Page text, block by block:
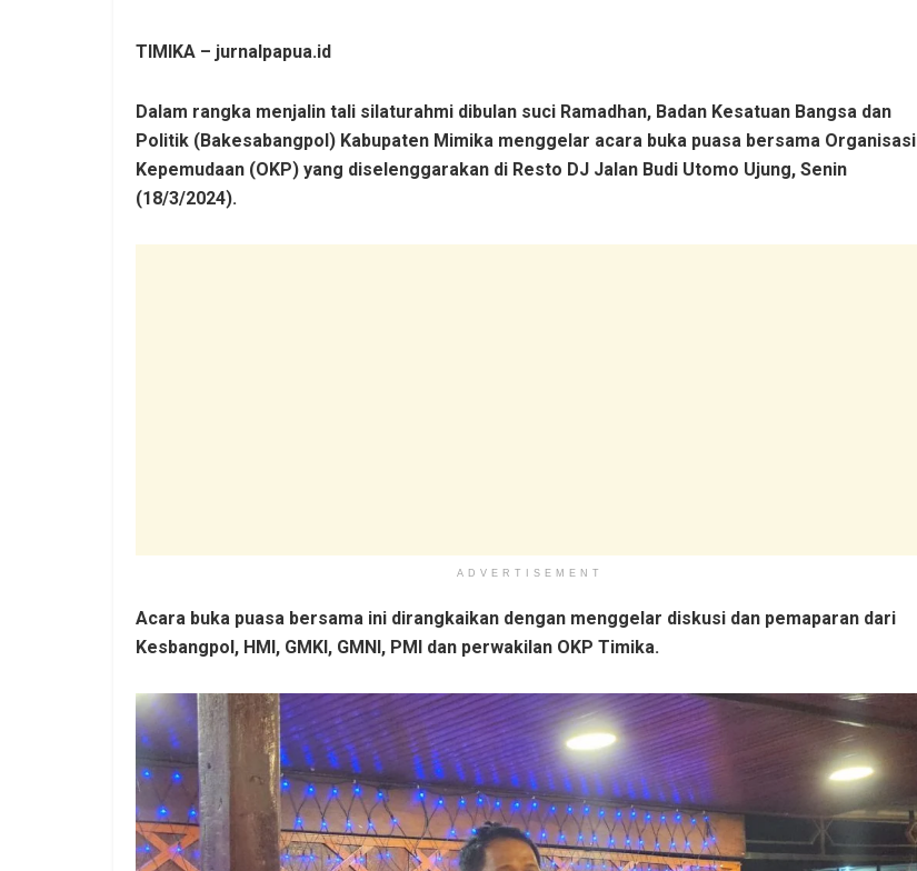
TIMIKA – jurnalpapua.id
Dalam rangka menjalin tali silaturahmi dibulan suci Ramadhan, Badan Kesatuan Bangsa dan
Politik (Bakesabangpol) Kabupaten Mimika menggelar acara buka puasa bersama Organisasi
Kepemudaan (OKP) yang diselenggarakan di Resto DJ Jalan Budi Utomo Ujung, Senin
(18/3/2024).
ADVERTISEMENT
Acara buka puasa bersama ini dirangkaikan dengan menggelar diskusi dan pemaparan dari
Kesbangpol, HMI, GMKI, GMNI, PMI dan perwakilan OKP Timika.